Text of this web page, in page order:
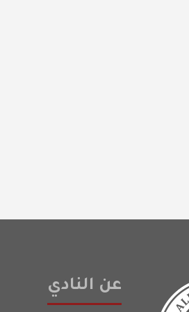
عن النادي